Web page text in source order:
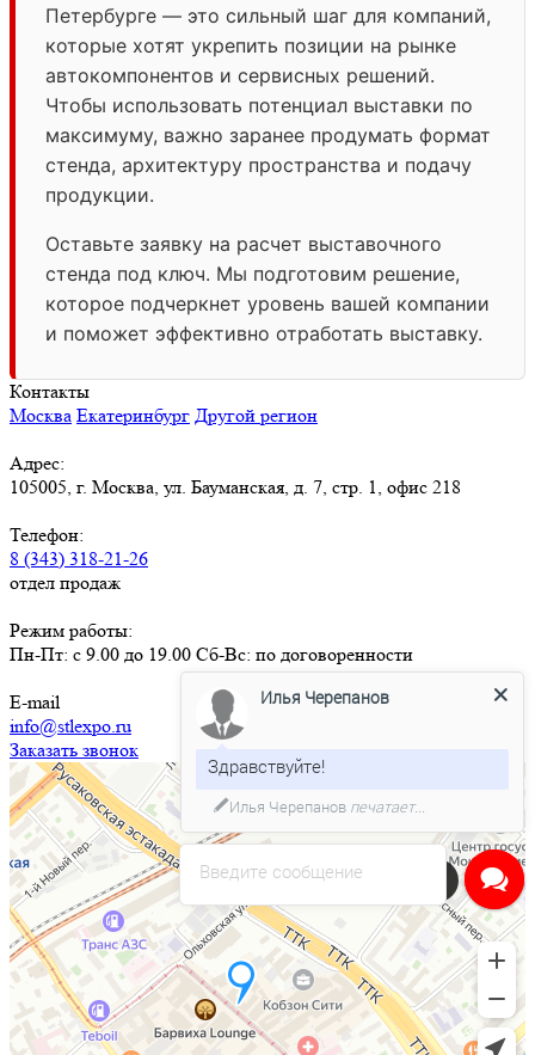
Петербурге — это сильный шаг для компаний,
которые хотят укрепить позиции на рынке
автокомпонентов и сервисных решений.
Чтобы использовать потенциал выставки по
максимуму, важно заранее продумать формат
стенда, архитектуру пространства и подачу
продукции.
Оставьте заявку на расчет выставочного
стенда под ключ. Мы подготовим решение,
которое подчеркнет уровень вашей компании
и поможет эффективно отработать выставку.
Контакты
Москва Екатеринбург Другой регион
Адрес:
105005, г. Москва, ул. Бауманская, д. 7, стр. 1, офис 218
Телефон:
8 (343) 318-21-26
отдел продаж
Режим работы:
Пн-Пт: с 9.00 до 19.00 Сб-Вс: по договоренности
E-mail
info@stlexpo.ru
Заказать звонок
Напишите нам в чат
Введите сообщение
Илья Черепанов
Здравствуйте!
Илья Черепанов печатает...